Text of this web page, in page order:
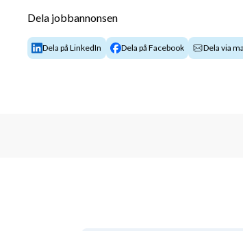
Dela jobbannonsen
Dela på LinkedIn Dela på Facebook Dela via